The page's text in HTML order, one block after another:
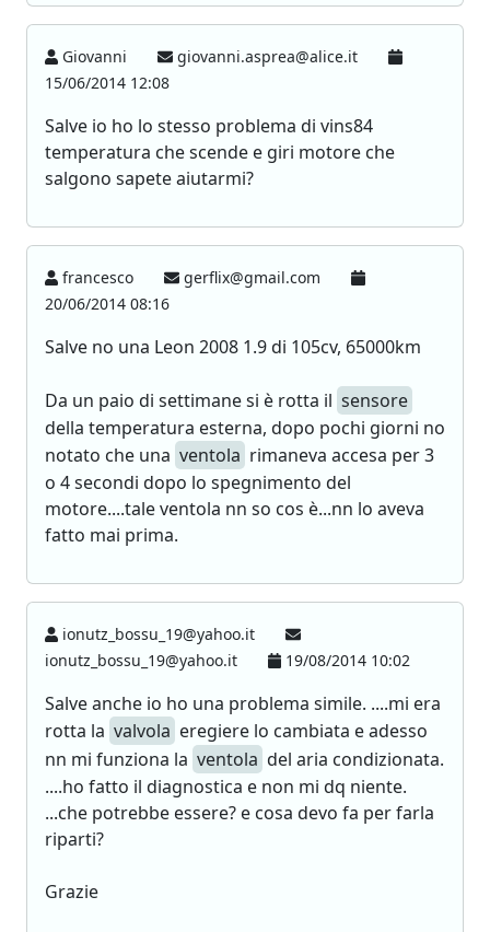
Giovanni
giovanni.asprea@alice.it
15/06/2014 12:08
Salve io ho lo stesso problema di vins84
temperatura che scende e giri motore che
salgono sapete aiutarmi?
francesco
gerflix@gmail.com
20/06/2014 08:16
Salve no una Leon 2008 1.9 di 105cv, 65000km
Da un paio di settimane si è rotta il sensore
della temperatura esterna, dopo pochi giorni no
notato che una ventola rimaneva accesa per 3
o 4 secondi dopo lo spegnimento del
motore....tale ventola nn so cos è...nn lo aveva
fatto mai prima.
ionutz_bossu_19@yahoo.it
ionutz_bossu_19@yahoo.it
19/08/2014 10:02
Salve anche io ho una problema simile. ....mi era
rotta la valvola eregiere lo cambiata e adesso
nn mi funziona la ventola del aria condizionata.
....ho fatto il diagnostica e non mi dq niente.
...che potrebbe essere? e cosa devo fa per farla
riparti?
Grazie